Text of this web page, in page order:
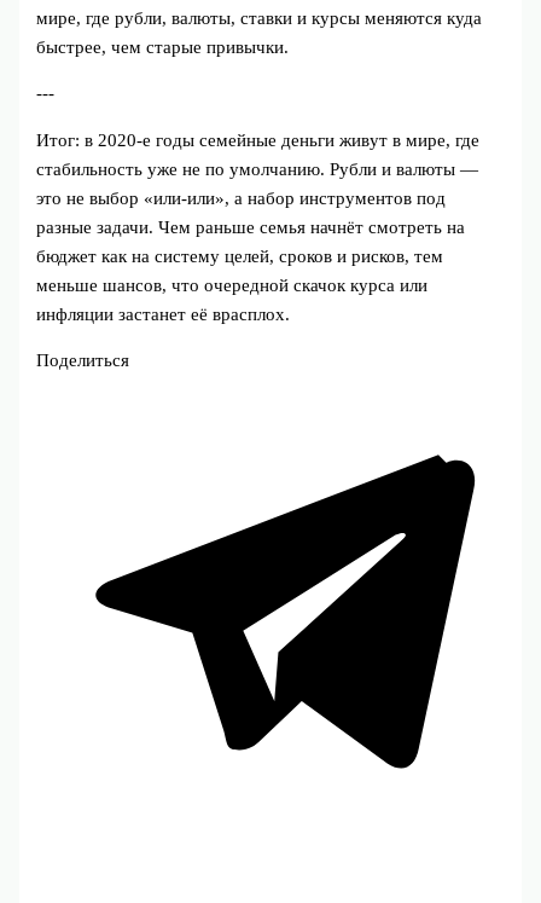
мире, где рубли, валюты, ставки и курсы меняются куда
быстрее, чем старые привычки.
---
Итог: в 2020‑е годы семейные деньги живут в мире, где
стабильность уже не по умолчанию. Рубли и валюты —
это не выбор «или‑или», а набор инструментов под
разные задачи. Чем раньше семья начнёт смотреть на
бюджет как на систему целей, сроков и рисков, тем
меньше шансов, что очередной скачок курса или
инфляции застанет её врасплох.
Поделиться